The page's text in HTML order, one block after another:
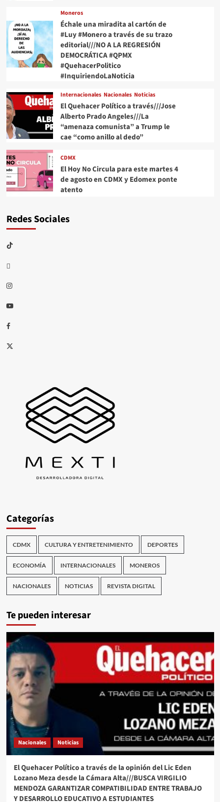
Moneros
Échale una miradita al cartón de
#Luy #Monero a través de su trazo
editorial///NO A LA REGRESIÓN
DEMOCRÁTICA #QPMX
#QuehacerPolitico
#InquiriendoLaNoticia
Internacionales Nacionales Noticias
El Quehacer Político a través///Jose
Alberto Prado Angeles///La
“amenaza comunista” a Trump le
cae “como anillo al dedo”
CDMX
El Hoy No Circula para este martes 4
de agosto en CDMX y Edomex ponte
atento
Redes Sociales
TikTok
threads
Instagram
Youtube
Facebook
X
Categorías
CDMX CULTURA Y ENTRETENIMIENTO DEPORTES
ECONOMÍA INTERNACIONALES MONEROS
NACIONALES NOTICIAS REVISTA DIGITAL
Te pueden interesar
Nacionales Noticias
El Quehacer Político a través de la opinión del Lic Eden
Lozano Meza desde la Cámara Alta///BUSCA VIRGILIO
MENDOZA GARANTIZAR COMPATIBILIDAD ENTRE TRABAJO
Y DESARROLLO EDUCATIVO A ESTUDIANTES